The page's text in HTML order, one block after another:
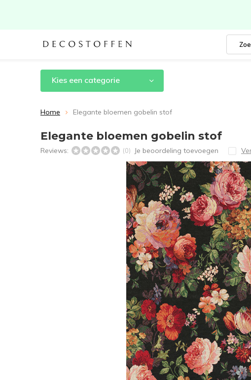
Kies een categorie
Home Elegante bloemen gobelin stof
Elegante bloemen gobelin stof
Reviews: (0) Je beoordeling toevoegen